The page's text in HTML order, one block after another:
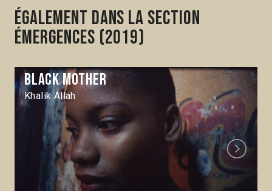
Également dans la section
Émergences (2019)
Black Mother
Khalik Allah
Next